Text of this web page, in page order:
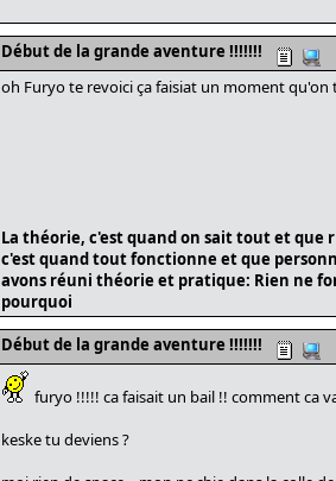
Début de la grande aventure !!!!!!!
oh Furyo te revoici ça faisiat un moment qu'on
La théorie, c'est quand on sait tout et
c'est quand tout fonctionne et que
avons réuni théorie et pratique: Rien ne
pourquoi
Début de la grande aventure !!!!!!!
furyo !!!!! ca faisait un bail !! comment ca
keske tu deviens ?